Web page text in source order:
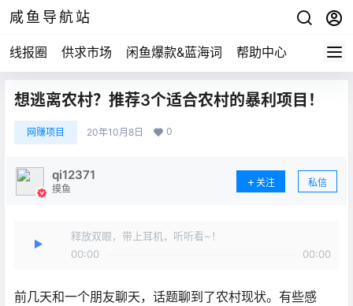
咸鱼导航站
线报圈 供求市场 闲鱼爆款&蓝海词 帮助中心
想逃离农村？推荐3个适合农村的暴利项目！
网赚项目 20年10月8日 0
qi12371
摸鱼
关注 私信
释放双眼，带上耳机，听听看~！
00:00
00:00
前几天和一个朋友聊天，话题聊到了农村现状。有些感